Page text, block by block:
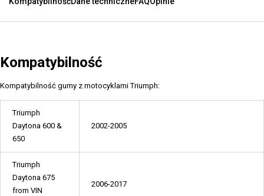
Kompatybilność
Kompatybilność gumy z motocyklami Triumph:
Triumph
Daytona 600 &
650
2002-2005
Triumph
Daytona 675
from VIN
2006-2017